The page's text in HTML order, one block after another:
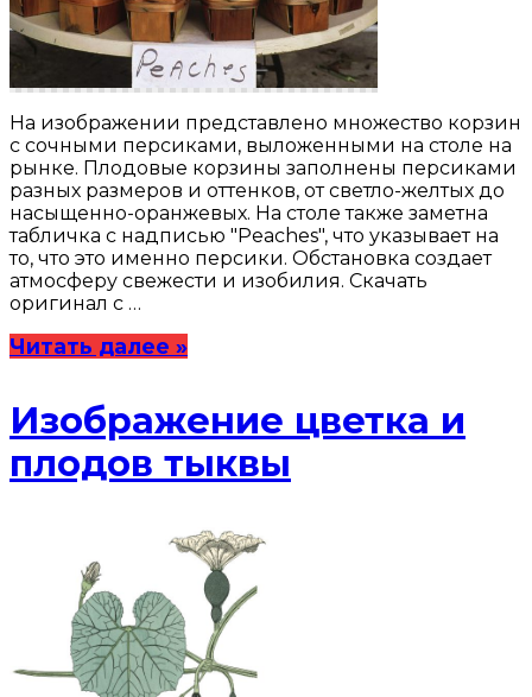
На изображении представлено множество корзин
с сочными персиками, выложенными на столе на
рынке. Плодовые корзины заполнены персиками
разных размеров и оттенков, от светло-желтых до
насыщенно-оранжевых. На столе также заметна
табличка с надписью "Peaches", что указывает на
то, что это именно персики. Обстановка создает
атмосферу свежести и изобилия. Скачать
оригинал с …
Читать далее »
Изображение цветка и
плодов тыквы